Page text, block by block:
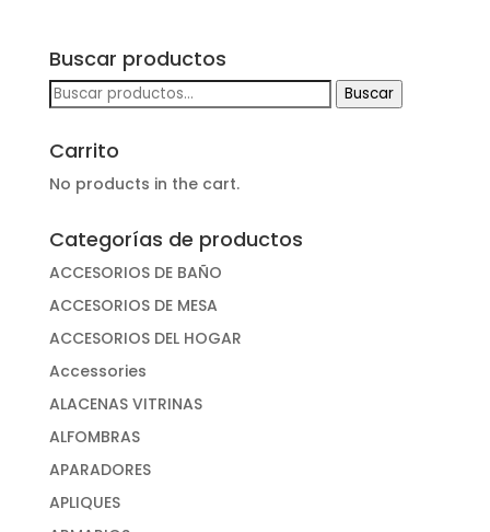
Buscar productos
Buscar
Buscar
Carrito
No products in the cart.
Categorías de productos
ACCESORIOS DE BAÑO
ACCESORIOS DE MESA
ACCESORIOS DEL HOGAR
Accessories
ALACENAS VITRINAS
ALFOMBRAS
APARADORES
APLIQUES